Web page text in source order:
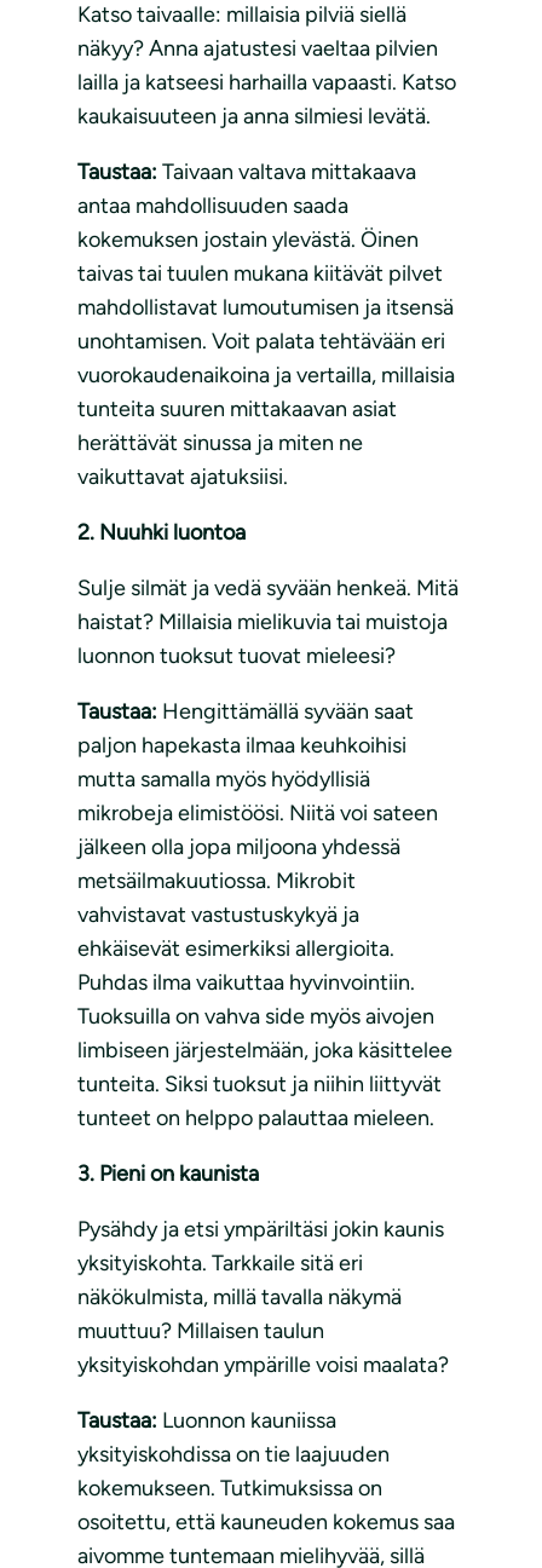
Katso taivaalle: millaisia pilviä siellä
näkyy? Anna ajatustesi vaeltaa pilvien
lailla ja katseesi harhailla vapaasti. Katso
kaukaisuuteen ja anna silmiesi levätä.
Taustaa: Taivaan valtava mittakaava
antaa mahdollisuuden saada
kokemuksen jostain ylevästä. Öinen
taivas tai tuulen mukana kiitävät pilvet
mahdollistavat lumoutumisen ja itsensä
unohtamisen. Voit palata tehtävään eri
vuorokaudenaikoina ja vertailla, millaisia
tunteita suuren mittakaavan asiat
herättävät sinussa ja miten ne
vaikuttavat ajatuksiisi.
2. Nuuhki luontoa
Sulje silmät ja vedä syvään henkeä. Mitä
haistat? Millaisia mielikuvia tai muistoja
luonnon tuoksut tuovat mieleesi?
Taustaa: Hengittämällä syvään saat
paljon hapekasta ilmaa keuhkoihisi
mutta samalla myös hyödyllisiä
mikrobeja elimistöösi. Niitä voi sateen
jälkeen olla jopa miljoona yhdessä
metsäilmakuutiossa. Mikrobit
vahvistavat vastustuskykyä ja
ehkäisevät esimerkiksi allergioita.
Puhdas ilma vaikuttaa hyvinvointiin.
Tuoksuilla on vahva side myös aivojen
limbiseen järjestelmään, joka käsittelee
tunteita. Siksi tuoksut ja niihin liittyvät
tunteet on helppo palauttaa mieleen.
3. Pieni on kaunista
Pysähdy ja etsi ympäriltäsi jokin kaunis
yksityiskohta. Tarkkaile sitä eri
näkökulmista, millä tavalla näkymä
muuttuu? Millaisen taulun
yksityiskohdan ympärille voisi maalata?
Taustaa: Luonnon kauniissa
yksityiskohdissa on tie laajuuden
kokemukseen. Tutkimuksissa on
osoitettu, että kauneuden kokemus saa
aivomme tuntemaan mielihyvää, sillä